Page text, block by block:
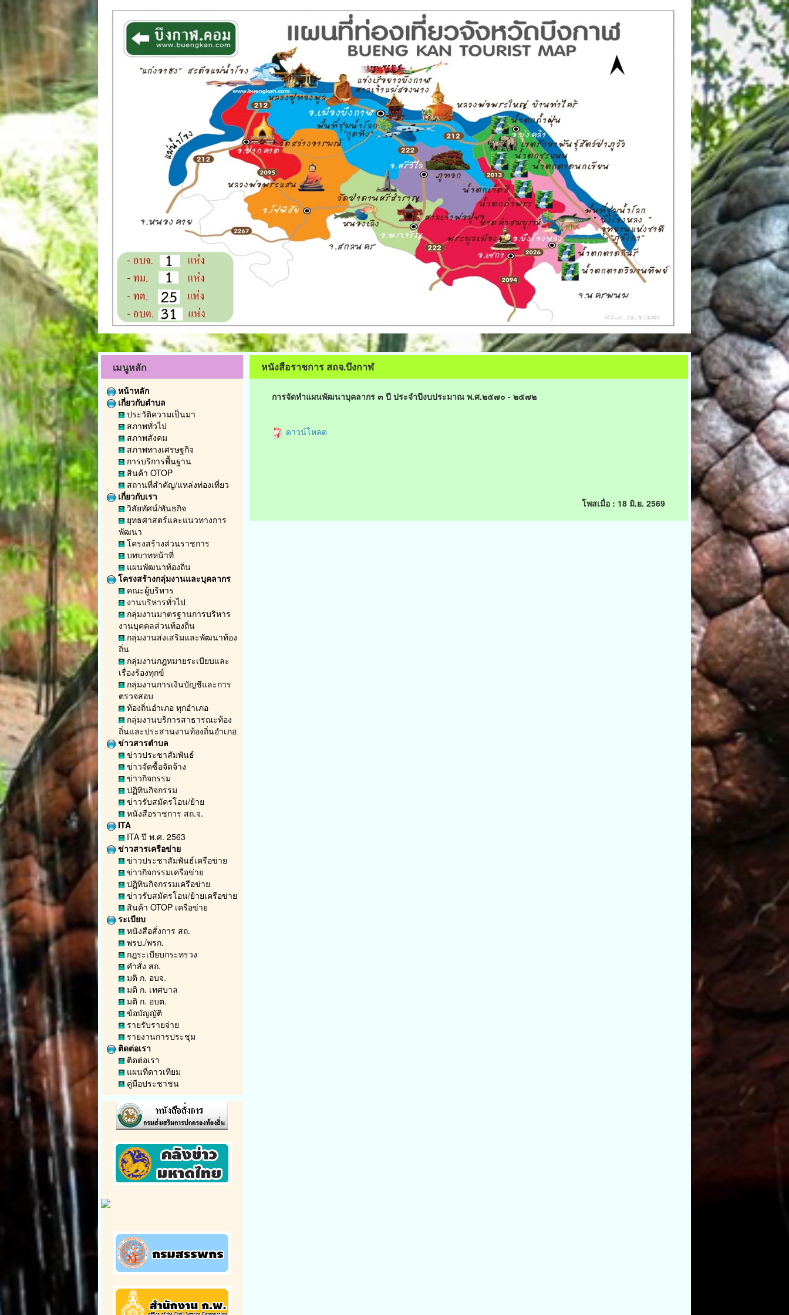
เมนูหลัก
หน้าหลัก
เกี่ยวกับตำบล
ประวัติความเป็นมา
สภาพทั่วไป
สภาพสังคม
สภาพทางเศรษฐกิจ
การบริการพื้นฐาน
สินค้า OTOP
สถานที่สำคัญ/แหล่งท่องเที่ยว
เกี่ยวกับเรา
วิสัยทัศน์/พันธกิจ
ยุทธศาสตร์และแนวทางการ
พัฒนา
โครงสร้างส่วนราชการ
บทบาทหน้าที่
แผนพัฒนาท้องถิ่น
โครงสร้างกลุ่มงานและบุคลากร
คณะผู้บริหาร
งานบริหารทั่วไป
กลุ่มงานมาตรฐานการบริหาร
งานบุคคลส่วนท้องถิ่น
กลุ่มงานส่งเสริมและพัฒนาท้อง
ถิ่น
กลุ่มงานกฎหมายระเบียบและ
เรื่องร้องทุกข์
กลุ่มงานการเงินบัญชีและการ
ตรวจสอบ
ท้องถิ่นอำเภอ ทุกอำเภอ
กลุ่มงานบริการสาธารณะท้อง
ถิ่นและประสานงานท้องถิ่นอำเภอ
ข่าวสารตำบล
ข่าวประชาสัมพันธ์
ข่าวจัดซื้อจัดจ้าง
ข่าวกิจกรรม
ปฏิทินกิจกรรม
ข่าวรับสมัครโอน/ย้าย
หนังสือราชการ สถ.จ.
ITA
ITA ปี พ.ศ. 2563
ข่าวสารเครือข่าย
ข่าวประชาสัมพันธ์เครือข่าย
ข่าวกิจกรรมเครือข่าย
ปฏิทินกิจกรรมเครือข่าย
ข่าวรับสมัครโอน/ย้ายเครือข่าย
สินค้า OTOP เครือข่าย
ระเบียบ
หนังสือสั่งการ สถ.
พรบ./พรก.
กฎระเบียบกระทรวง
คำสั่ง สถ.
มติ ก. อบจ.
มติ ก. เทศบาล
มติ ก. อบต.
ข้อบัญญัติ
รายรับรายจ่าย
รายงานการประชุม
ติดต่อเรา
ติดต่อเรา
แผนที่ดาวเทียม
คู่มือประชาชน
หนังสือราชการ สถจ.บึงกาฬ
การจัดทำแผนพัฒนาบุคลากร ๓ ปี ประจำปีงบประมาณ พ.ศ.๒๕๗๐ - ๒๕๗๒
ดาวน์โหลด
โพสเมื่อ : 18 มิ.ย. 2569